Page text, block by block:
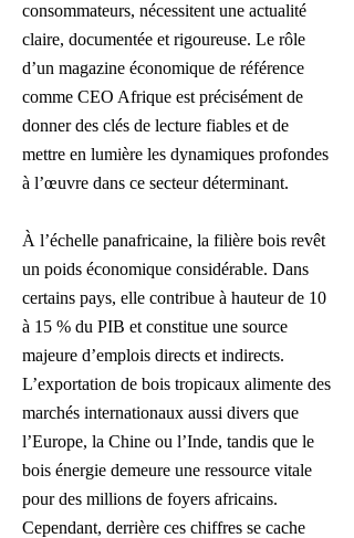
consommateurs, nécessitent une actualité
claire, documentée et rigoureuse. Le rôle
d’un magazine économique de référence
comme CEO Afrique est précisément de
donner des clés de lecture fiables et de
mettre en lumière les dynamiques profondes
à l’œuvre dans ce secteur déterminant.
À l’échelle panafricaine, la filière bois revêt
un poids économique considérable. Dans
certains pays, elle contribue à hauteur de 10
à 15 % du PIB et constitue une source
majeure d’emplois directs et indirects.
L’exportation de bois tropicaux alimente des
marchés internationaux aussi divers que
l’Europe, la Chine ou l’Inde, tandis que le
bois énergie demeure une ressource vitale
pour des millions de foyers africains.
Cependant, derrière ces chiffres se cache